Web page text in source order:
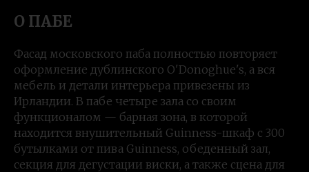
О ПАБЕ
Фасад московского паба полностью повторяет
оформление дублинского O'Donoghue's, а вся
мебель и детали интерьера привезены из
Ирландии. В пабе четыре зала со своим
функционалом — барная зона, в которой
находится внушительный Guinness-шкаф с 300
бутылками от пива Guinness, обеденный зал,
секция для дегустации виски, а также сцена для